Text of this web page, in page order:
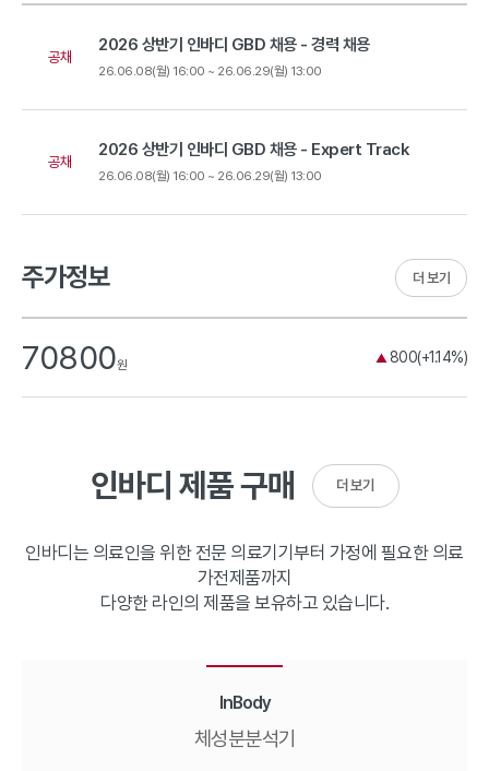
공채
2026 상반기 인바디 GBD 채용 - 경력 채용
26.06.08(월) 16:00 ~ 26.06.29(월) 13:00
공채
2026 상반기 인바디 GBD 채용 - Expert Track
26.06.08(월) 16:00 ~ 26.06.29(월) 13:00
주가정보
70800원 ▲800(+1.14%)
더 보기
인바디 제품 구매 더 보기
인바디는 의료인을 위한 전문 의료기기부터 가정에 필요한 의료
가전제품까지
다양한 라인의 제품을 보유하고 있습니다.
InBody
체성분분석기